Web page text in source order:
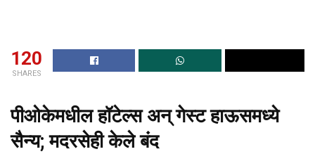
120
SHARES
पीओकेमधील हॉटेल्स अन् गेस्ट हाऊसमध्ये
सैन्य; मदरसेही केले बंद